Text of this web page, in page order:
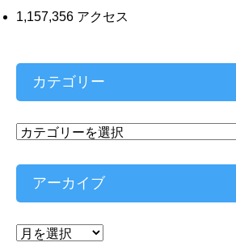
1,157,356 アクセス
カテゴリー
カ
ゴ
ー
アーカイブ
ア